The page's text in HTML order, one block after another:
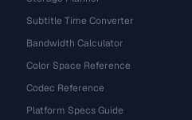
Subtitle Time Converter
Bandwidth Calculator
Color Space Reference
Codec Reference
Platform Specs Guide